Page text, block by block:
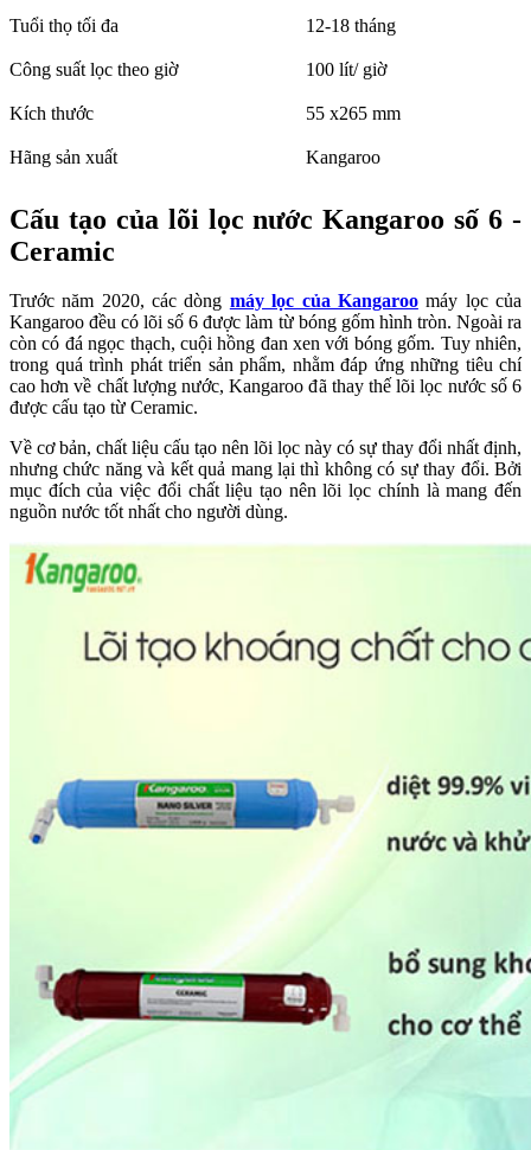
Tuổi thọ tối đa 12-18 tháng
Công suất lọc theo giờ 100 lít/ giờ
Kích thước 55 x265 mm
Hãng sản xuất Kangaroo
Cấu tạo của lõi lọc nước Kangaroo số 6 -
Ceramic
Trước năm 2020, các dòng máy lọc của Kangaroomáy lọc của
Kangaroo đều có lõi số 6 được làm từ bóng gốm hình tròn. Ngoài ra
còn có đá ngọc thạch, cuội hồng đan xen với bóng gốm. Tuy nhiên,
trong quá trình phát triển sản phẩm, nhằm đáp ứng những tiêu chí
cao hơn về chất lượng nước, Kangaroo đã thay thế lõi lọc nước số 6
được cấu tạo từ Ceramic.
Về cơ bản, chất liệu cấu tạo nên lõi lọc này có sự thay đổi nhất định,
nhưng chức năng và kết quả mang lại thì không có sự thay đổi. Bởi
mục đích của việc đổi chất liệu tạo nên lõi lọc chính là mang đến
nguồn nước tốt nhất cho người dùng.